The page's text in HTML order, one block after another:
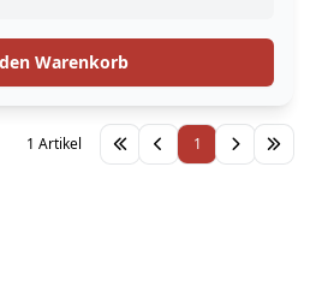
Warenkorb
1
1 Artikel